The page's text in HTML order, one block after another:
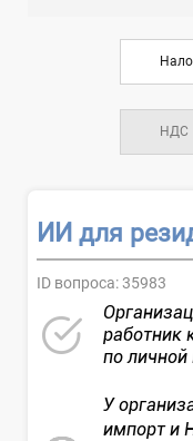
НДС
ИИ для
ID вопроса:35983
работник
по личной
У
импорт и